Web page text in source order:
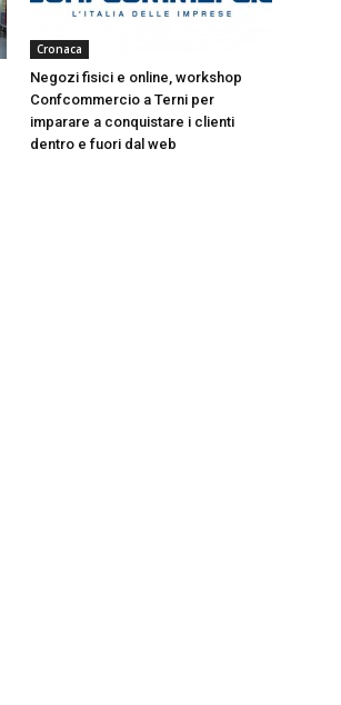
Cronaca
Negozi fisici e online, workshop
Confcommercio a Terni per
imparare a conquistare i clienti
dentro e fuori dal web